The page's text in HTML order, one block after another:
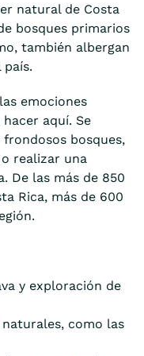
natural de Costa
bosques primarios
también albergan
país.
emociones
aquí. Se
bosques,
realizar una
De las más de 850
Rica, más de 600
y exploración de
como las